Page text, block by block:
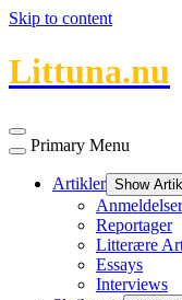
Skip to content
Littuna.nu
Primary Menu
Artikler Show
Anmeldelser
Reportager
Litterære
Essays
Interviews